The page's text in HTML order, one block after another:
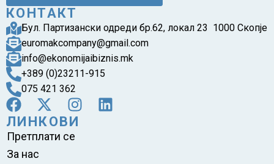
КОНТАКТ
Бул. Партизански одреди бр.62, локал 23 1000 Скопје
euromakcompany@gmail.com
info@ekonomijaibiznis.mk
+389 (0)23211-915
075 421 362
ЛИНКОВИ
Претплати се
За нас